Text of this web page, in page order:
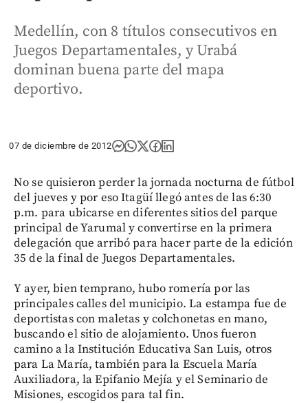
Medellín, con 8 títulos consecutivos en
Juegos Departamentales, y Urabá
dominan buena parte del mapa
deportivo.
07 de diciembre de 2012
No se quisieron perder la jornada nocturna de fútbol
del jueves y por eso Itagüí llegó antes de las 6:30
p.m. para ubicarse en diferentes sitios del parque
principal de Yarumal y convertirse en la primera
delegación que arribó para hacer parte de la edición
35 de la final de Juegos Departamentales.
Y ayer, bien temprano, hubo romería por las
principales calles del municipio. La estampa fue de
deportistas con maletas y colchonetas en mano,
buscando el sitio de alojamiento. Unos fueron
camino a la Institución Educativa San Luis, otros
para La María, también para la Escuela María
Auxiliadora, la Epifanio Mejía y el Seminario de
Misiones, escogidos para tal fin.